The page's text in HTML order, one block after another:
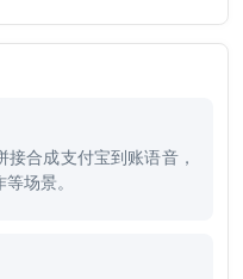
合成支付宝到账语音，
场景。